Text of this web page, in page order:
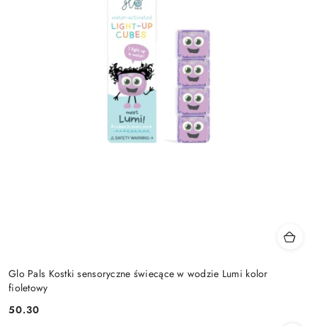
Glo Pals Kostki sensoryczne świecące w wodzie Lumi kolor
fioletowy
Cena:
50.30